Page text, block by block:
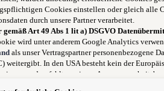
oder elektrischen Teilen des
Cookies einstellen oder gleich alle
durch unsere Partner verarbeitet.
gemäß Art 49 Abs 1 lit a) DSGVO
wird unter anderem Google Analytics
als unser Vertragspartner personenbezogene
weitergibt. In den USA besteht kein der
und es fehlt an einem